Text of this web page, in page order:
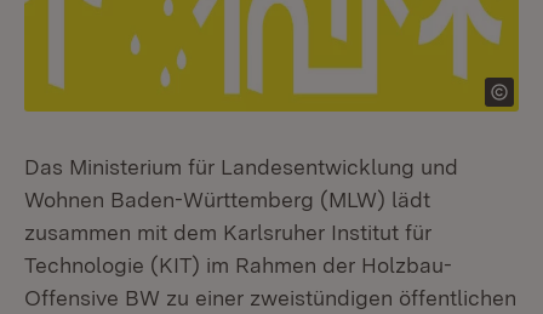
Das Ministerium für Landesentwicklung und
Wohnen Baden-Württemberg (MLW) lädt
zusammen mit dem Karlsruher Institut für
Technologie (KIT) im Rahmen der Holzbau-
Offensive BW zu einer zweistündigen öffentlichen